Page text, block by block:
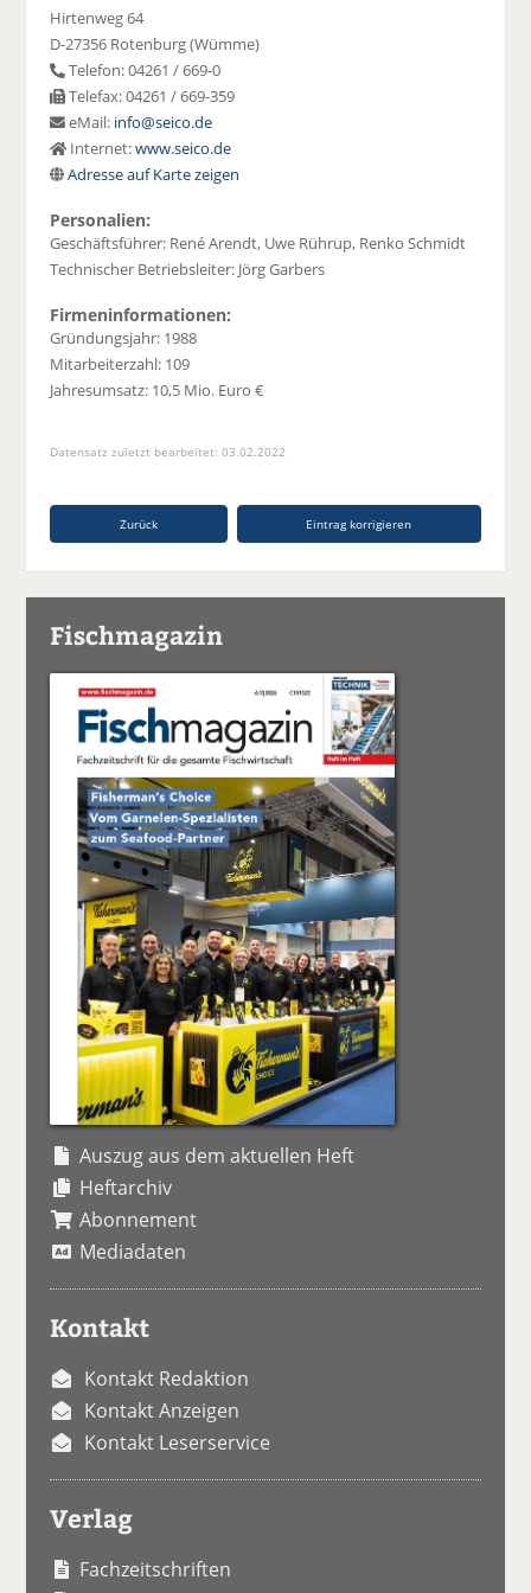
Hirtenweg 64
D-27356 Rotenburg (Wümme)
Telefon: 04261 / 669-0
Telefax: 04261 / 669-359
eMail: info@seico.de
Internet:www.seico.de
Adresse auf Karte zeigen
Personalien:
Geschäftsführer: René Arendt, Uwe Rührup, Renko Schmidt
Technischer Betriebsleiter: Jörg Garbers
Firmeninformationen:
Gründungsjahr: 1988
Mitarbeiterzahl: 109
Jahresumsatz: 10,5 Mio. Euro €
Datensatz zuletzt bearbeitet: 03.02.2022
Zurück Eintrag korrigieren
Fischmagazin
Auszug aus dem aktuellen Heft
Heftarchiv
Abonnement
Mediadaten
Kontakt
Kontakt Redaktion
Kontakt Anzeigen
Kontakt Leserservice
Verlag
Fachzeitschriften